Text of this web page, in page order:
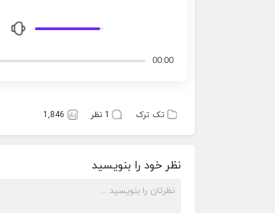
00:00
تک ترک 1 نظر 1,846
نظر خود را بنویسید